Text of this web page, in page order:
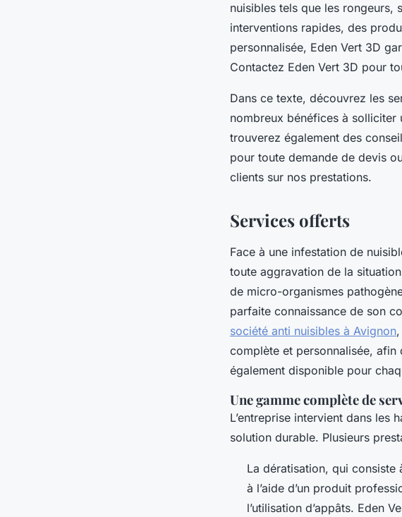
nuisibles tels que les rongeurs,
interventions rapides, des
personnalisée, Eden Vert 3D
Contactez Eden Vert 3D pour
Dans ce texte, découvrez les
nombreux bénéfices à
trouverez également des
pour toute demande de devis
clients sur nos prestations.
Services offerts
Face à une infestation de
toute aggravation de la
de micro-organismes
parfaite connaissance de son
société anti nuisibles à Avignon
complète et personnalisée,
également disponible pour
Une gamme complète de
L’entreprise intervient dans les
solution durable. Plusieurs
La dératisation, qui consiste
à l’aide d’un produit
l’utilisation d’appâts. Eden